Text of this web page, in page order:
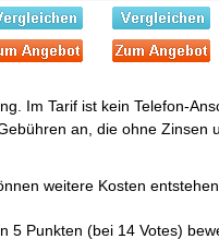
Im Tarif ist kein Telefon-
an, die ohne Zinsen
weitere Kosten
5 Punkten (bei 14 Votes)